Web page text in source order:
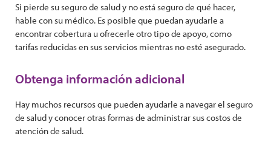
Si pierde su seguro de salud y no está seguro de qué hacer,
hable con su médico. Es posible que puedan ayudarle a
encontrar cobertura u ofrecerle otro tipo de apoyo, como
tarifas reducidas en sus servicios mientras no esté asegurado.
Obtenga información adicional
Hay muchos recursos que pueden ayudarle a navegar el seguro
de salud y conocer otras formas de administrar sus costos de
atención de salud.